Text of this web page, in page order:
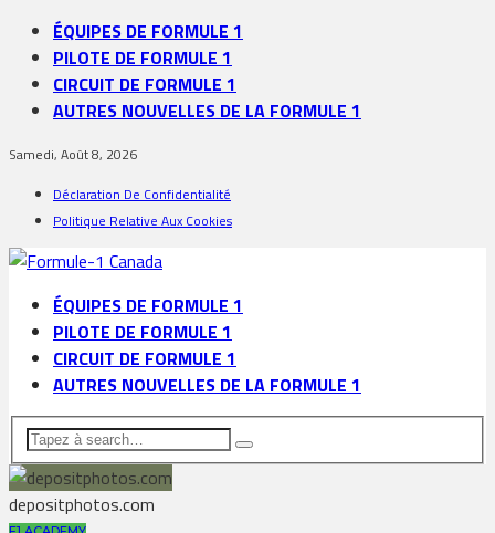
ÉQUIPES DE FORMULE 1
PILOTE DE FORMULE 1
CIRCUIT DE FORMULE 1
AUTRES NOUVELLES DE LA FORMULE 1
Samedi, Août 8, 2026
Déclaration De Confidentialité
Politique Relative Aux Cookies
ÉQUIPES DE FORMULE 1
PILOTE DE FORMULE 1
CIRCUIT DE FORMULE 1
AUTRES NOUVELLES DE LA FORMULE 1
depositphotos.com